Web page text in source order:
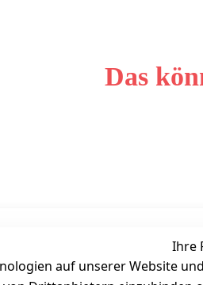
Das
Ihre
auf unserer Website